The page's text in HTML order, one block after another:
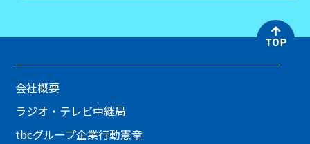
会社概要
ラジオ・テレビ中継局
tbcグループ企業行動憲章